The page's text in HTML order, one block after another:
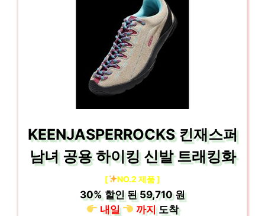
KEENJASPERROCKS 킨재스퍼
남녀 공용 하이킹 신발 트래킹화
[ NO.2 제품 ]
30% 할인 된59,710 원
내일
까지도착